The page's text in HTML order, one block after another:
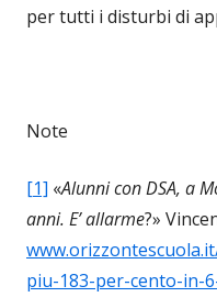
per tutti i disturbi di
Note
[1] «Alunni con DSA, a
anni. E’ allarme?»
piu-183-per-cento-in-